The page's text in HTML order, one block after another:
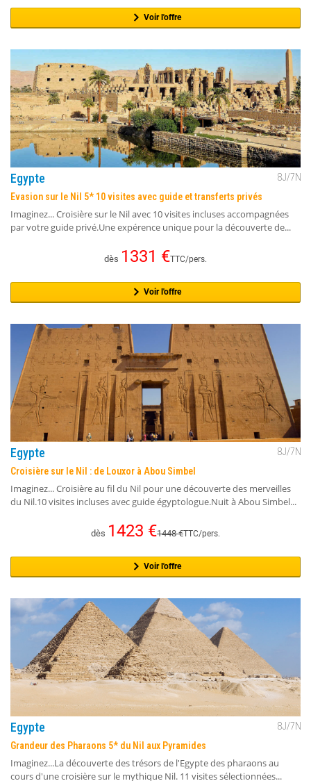
Voir l'offre
Egypte 8J/7N
Evasion sur le Nil 5* 10 visites avec guide et transferts privés
Imaginez... Croisière sur le Nil avec 10 visites incluses accompagnées
par votre guide privé.Une expérence unique pour la découverte de...
dès 1331 €TTC/pers.
Voir l'offre
Egypte 8J/7N
Croisière sur le Nil : de Louxor à Abou Simbel
Imaginez... Croisière au fil du Nil pour une découverte des merveilles
du Nil.10 visites incluses avec guide égyptologue.Nuit à Abou Simbel...
dès 1423 €1448€TTC/pers.
Voir l'offre
Egypte 8J/7N
Grandeur des Pharaons 5* du Nil aux Pyramides
Imaginez...La découverte des trésors de l'Egypte des pharaons au
cours d'une croisière sur le mythique Nil. 11 visites sélectionnées...